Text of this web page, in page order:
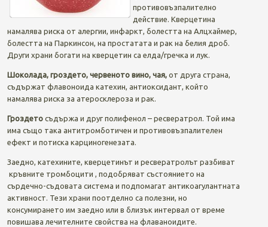
противовъзпалително
действие. Кверцетина
намалява риска от алергии, инфаркт, болестта на Алцхаймер,
болестта на Паркинсон, на простатата и рак на белия дроб.
Други храни богати на кверцетин са елда/гречка и лук.
Шоколада, гроздето, червеното вино, чая,от друга страна,
съдържат флавоноида катехин, антиоксидант, който
намалява риска за атеросклероза и рак.
Гроздето съдържа и друг полифенол – ресвератрол. Той има
има също така антитромботичен и противовъзпалителен
ефект и потиска карциногенезата.
Заедно, катехините, кверцетинът и ресвератролът разбиват
кръвните тромбоцити , подобряват състоянието на
сърдечно-съдовата система и подпомагат антикоагулантната
активност. Тези храни поотделно са полезни, но
консумирането им заедно или в близък интервал от време
повишава лечителните свойства на флаваноидите.